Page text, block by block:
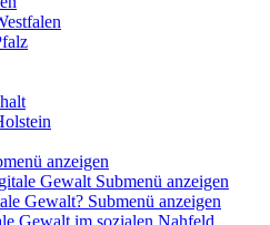
anzeigen
Gewalt Submenü anzeigen
Gewalt? Submenü anzeigen
Gewalt im sozialen Nahfeld